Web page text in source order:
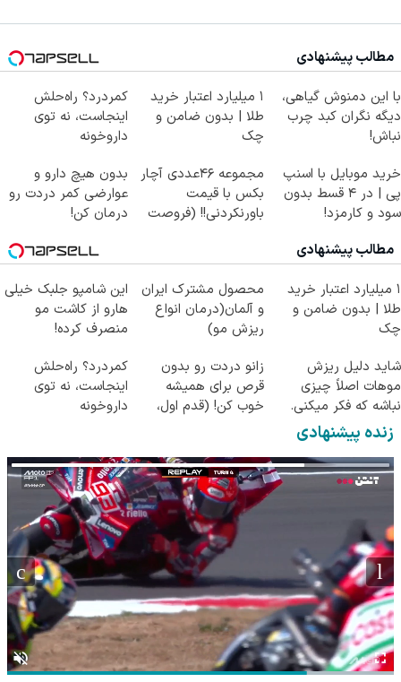
مطالب پیشنهادی
با این دمنوش گیاهی،
دیگه نگران کبد چرب
نباش!
۱ میلیارد اعتبار خرید
طلا | بدون ضامن و
چک
کمردرد؟ راه‌حلش
اینجاست، نه توی
داروخونه
خرید موبایل با اسنپ
پی | در ۴ قسط بدون
سود و کارمزد!
مجموعه ۴۶عددی آچار
بکس با قیمت
باورنکردنی!! (فروصت
بدون هیچ دارو و
عوارضی کمر دردت رو
درمان کن!
مطالب پیشنهادی
۱ میلیارد اعتبار خرید
طلا | بدون ضامن و
چک
محصول مشترک ایران
و آلمان(درمان انواع
ریزش مو)
این شامپو جلبک خیلی
هارو از کاشت مو
منصرف کرده!
شاید دلیل ریزش
موهات اصلاً چیزی
نباشه که فکر میکنی.
زانو دردت رو بدون
قرص برای همیشه
خوب کن! (قدم اول،
کمردرد؟ راه‌حلش
اینجاست، نه توی
داروخونه
زنده پیشنهادی